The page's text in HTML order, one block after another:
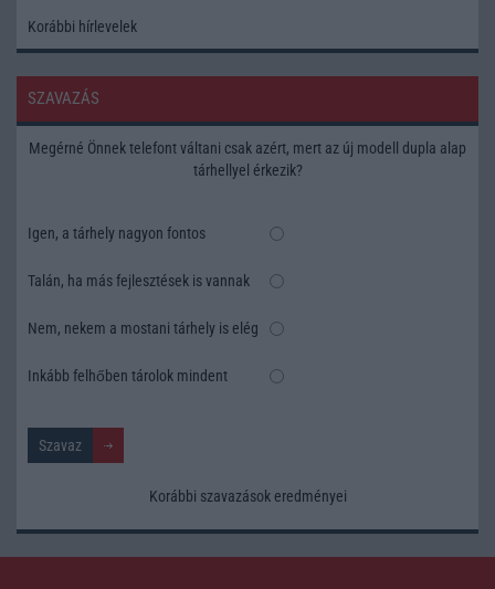
Korábbi hírlevelek
SZAVAZÁS
Megérné Önnek telefont váltani csak azért, mert az új modell dupla alap
tárhellyel érkezik?
Igen, a tárhely nagyon fontos
Talán, ha más fejlesztések is vannak
Nem, nekem a mostani tárhely is elég
Inkább felhőben tárolok mindent
Korábbi szavazások eredményei